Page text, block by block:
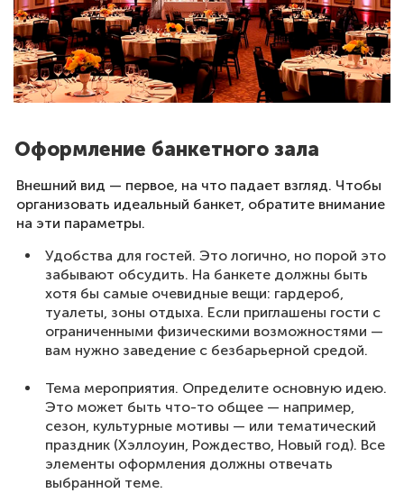
Оформление банкетного зала
Внешний вид — первое, на что падает взгляд. Чтобы
организовать идеальный банкет, обратите внимание
на эти параметры.
Удобства для гостей. Это логично, но порой это
забывают обсудить. На банкете должны быть
хотя бы самые очевидные вещи: гардероб,
туалеты, зоны отдыха. Если приглашены гости с
ограниченными физическими возможностями —
вам нужно заведение с безбарьерной средой.
Тема мероприятия. Определите основную идею.
Это может быть что-то общее — например,
сезон, культурные мотивы — или тематический
праздник (Хэллоуин, Рождество, Новый год). Все
элементы оформления должны отвечать
выбранной теме.